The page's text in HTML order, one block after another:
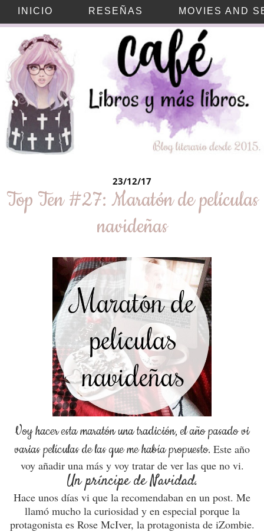
INICIO RESEÑAS MOVIES AND
23/12/17
Top Ten #27: Maratón de películas
navideñas
Voy hacer esta maratón una tradición, el año pasado vi
varias películas de las que me había propuesto. Este año
voy añadir una más y voy tratar de ver las que no vi.
Un príncipe de Navidad.
Hace unos días vi que la recomendaban en un post. Me
llamó mucho la curiosidad y en especial porque la
protagonista es Rose McIver, la protagonista de iZombie.